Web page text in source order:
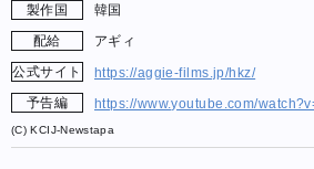
製作国
韓国
配給
アギィ
公式サイト
https://aggie-films.jp/hkz/
予告編
https://www.youtube.com/
(C) KCIJ-Newstapa